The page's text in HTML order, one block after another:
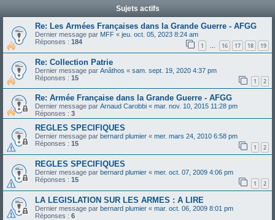
Sujets actifs
Re: Les Armées Françaises dans la Grande Guerre - AFGG
Dernier message par MFF « jeu. oct. 05, 2023 8:24 am
Réponses : 184 1 … 16 17 18 19
Re: Collection Patrie
Dernier message par Anâthos « sam. sept. 19, 2020 4:37 pm
Réponses : 15 1 2
Re: Armée Française dans la Grande Guerre - AFGG
Dernier message par Arnaud Carobbi « mar. nov. 10, 2015 11:28 pm
Réponses : 3
REGLES SPECIFIQUES
Dernier message par bernard plumier « mer. mars 24, 2010 6:58 pm
Réponses : 15 1 2
REGLES SPECIFIQUES
Dernier message par bernard plumier « mer. oct. 07, 2009 4:06 pm
Réponses : 15 1 2
LA LEGISLATION SUR LES ARMES : A LIRE
Dernier message par bernard plumier « mar. oct. 06, 2009 8:01 pm
Réponses : 6